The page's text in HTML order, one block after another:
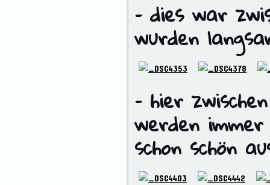
– dies war
wurden
– hier
werden
schon schön